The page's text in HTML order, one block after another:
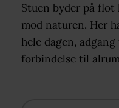
Stuen byder på
mod naturen. Her
hele dagen,
forbindelse til